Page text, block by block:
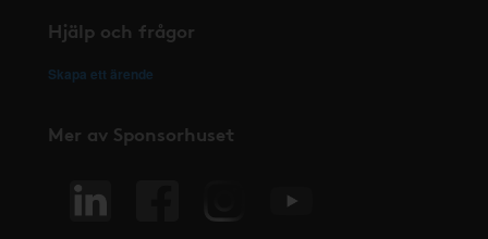
Hjälp och frågor
Skapa ett ärende
Mer av Sponsorhuset